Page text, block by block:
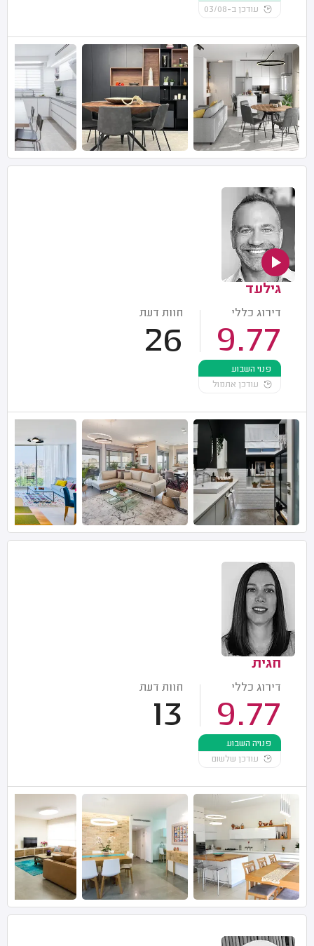
עודכן ב-03/08
גילעד
דירוג כללי
9.77
חוות דעת
26
פנוי השבוע
עודכן אתמול
חגית
דירוג כללי
9.77
חוות דעת
13
פנויה השבוע
עודכן שלשום